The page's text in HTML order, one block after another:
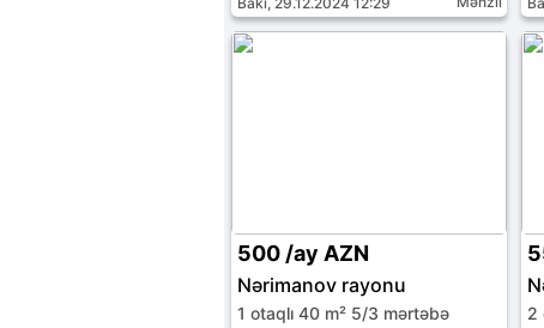
500 /ay AZN
Nərimanov rayonu
1 otaqlı 40 m² 5/3 mərtəbə 2